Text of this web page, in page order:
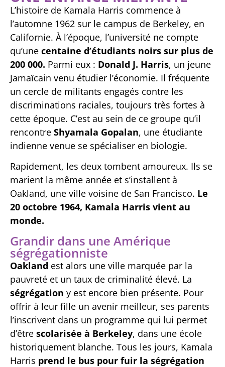
L’histoire de Kamala Harris commence à
l’automne 1962 sur le campus de Berkeley, en
Californie. À l’époque, l’université ne compte
qu’une centaine d’étudiants noirs sur plus de
200 000. Parmi eux : Donald J. Harris, un jeune
Jamaïcain venu étudier l’économie. Il fréquente
un cercle de militants engagés contre les
discriminations raciales, toujours très fortes à
cette époque. C’est au sein de ce groupe qu’il
rencontre Shyamala Gopalan, une étudiante
indienne venue se spécialiser en biologie.
Rapidement, les deux tombent amoureux. Ils se
marient la même année et s’installent à
Oakland, une ville voisine de San Francisco. Le
20 octobre 1964, Kamala Harris vient au
monde.
Grandir dans une Amérique
ségrégationniste
Oakland est alors une ville marquée par la
pauvreté et un taux de criminalité élevé. La
ségrégation y est encore bien présente. Pour
offrir à leur fille un avenir meilleur, ses parents
l’inscrivent dans un programme qui lui permet
d’être scolarisée à Berkeley, dans une école
historiquement blanche. Tous les jours, Kamala
Harris prend le bus pour fuir la ségrégation